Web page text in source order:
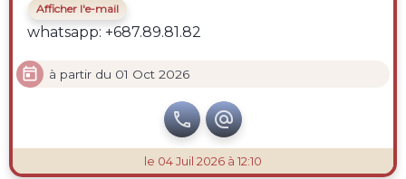
Afficher l'e-mail
whatsapp: +687.89.81.82
 à partir du 01 Oct 2026
 
le 04 Juil 2026 à 12:10